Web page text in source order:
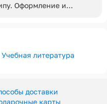
Оформление и
Учебная литература
доставки
карты